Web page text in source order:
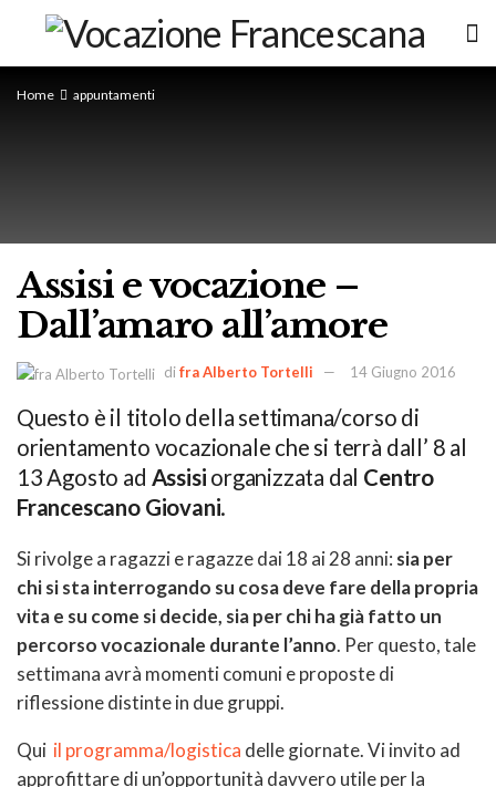
Home appuntamenti
Assisi e vocazione –
Dall’amaro all’amore
difra Alberto Tortelli 14 Giugno 2016
Questo è il titolo della settimana/corso di
orientamento vocazionale che si terrà dall’ 8 al
13 Agosto ad Assisi organizzata dal Centro
Francescano Giovani.
Si rivolge a ragazzi e ragazze dai 18 ai 28 anni: sia per
chi si sta interrogando su cosa deve fare della propria
vita e su come si decide, sia per chi ha già fatto un
percorso vocazionale durante l’anno. Per questo, tale
settimana avrà momenti comuni e proposte di
riflessione distinte in due gruppi.
Qui il programma/logistica delle giornate. Vi invito ad
approfittare di un’opportunità davvero utile per la